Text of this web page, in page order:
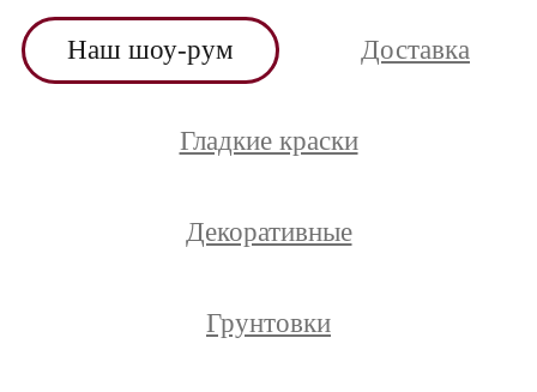
Наш шоу-рум Доставка
Гладкие краски
Декоративные
Грунтовки